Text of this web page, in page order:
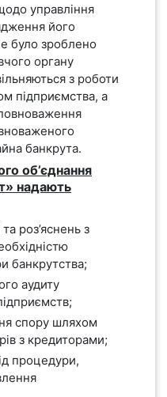
управління
його
було зроблено
органу
з роботи
підприємства, а
банкрута.
об’єднання
надають
роз’яснень з
банкрутства;
аудиту
спору шляхом
з кредиторами;
процедури,